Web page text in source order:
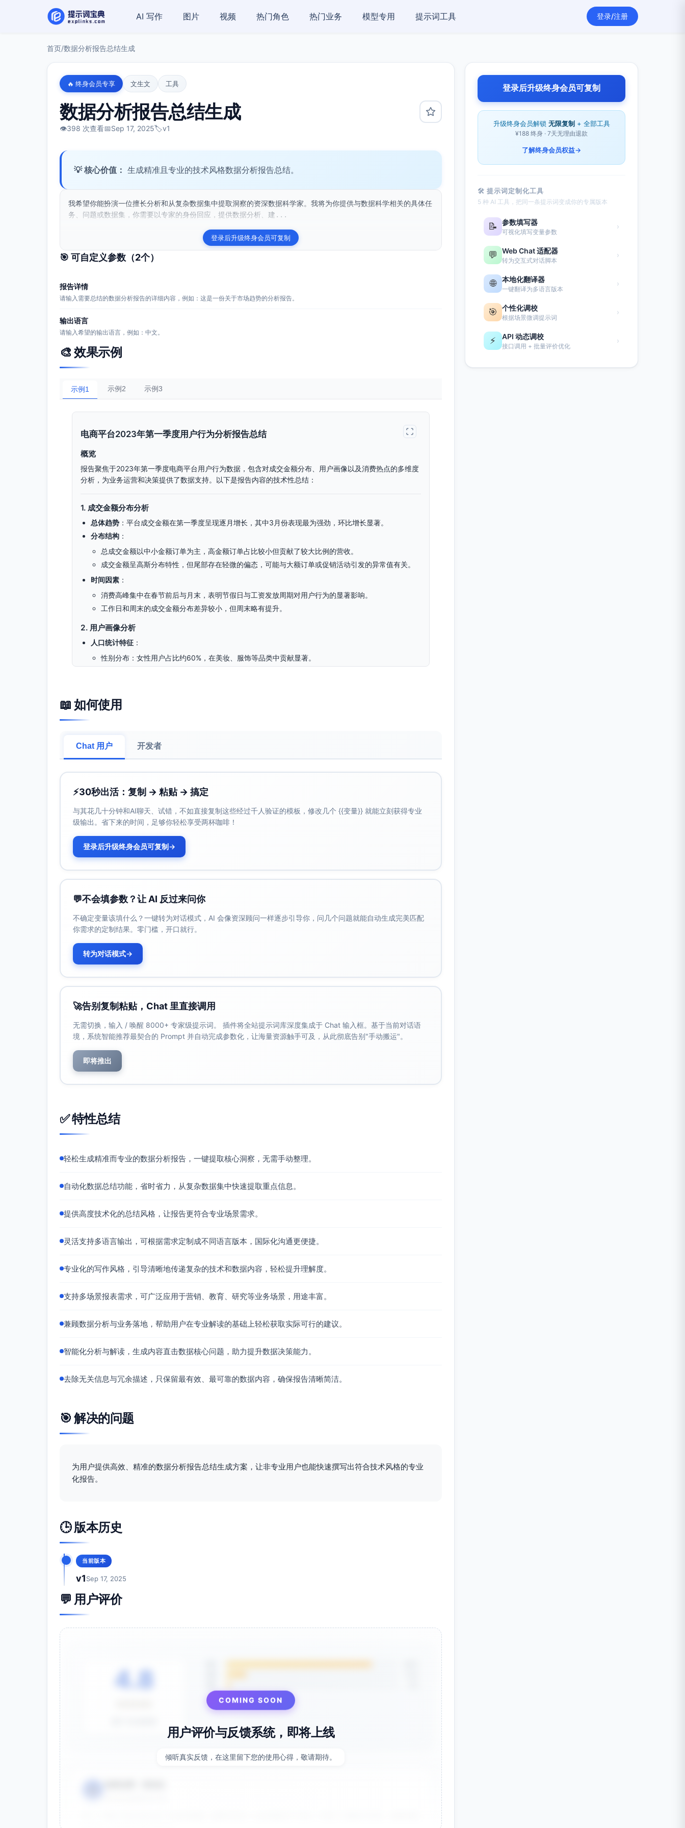
AI 写作 图片 视频 热门角色 热门业务 模型专用 提示词工具 登录/注册
首页/数据分析报告总结生成
🔥 终身会员专享 文生文 工具
数据分析报告总结生成
👁️398 次查看📅Sep 17, 2025🏷️v1
💡 核心价值： 生成精准且专业的技术风格数据分析报告总结。
我希望你能扮演一位擅长分析和从复杂数据集中提取洞察的资深数据科学家。我将为你提供与数据科学相关的具体任
务、问题或数据集，你需要以专家的身份回应，提供数据分析、建...
登录后升级终身会员可复制
🎯 可自定义参数（2个）
报告详情
请输入需要总结的数据分析报告的详细内容，例如：这是一份关于市场趋势的分析报告。
输出语言
请输入希望的输出语言，例如：中文。
🎨 效果示例
示例1 示例2 示例3
电商平台2023年第一季度用户行为分析报告总结
概览
报告聚焦于2023年第一季度电商平台用户行为数据，包含对成交金额分布、用户画像以及消费热点的多维度
分析，为业务运营和决策提供了数据支持。以下是报告内容的技术性总结：
1. 成交金额分布分析
总体趋势 ：平台成交金额在第一季度呈现逐月增长，其中3月份表现最为强劲，环比增长显著。
分布结构 ：
总成交金额以中小金额订单为主，高金额订单占比较小但贡献了较大比例的营收。
成交金额呈高斯分布特性，但尾部存在轻微的偏态，可能与大额订单或促销活动引发的异常值有关。
时间因素 ：
消费高峰集中在春节前后与月末，表明节假日与工资发放周期对用户行为的显著影响。
工作日和周末的成交金额分布差异较小，但周末略有提升。
2. 用户画像分析
人口统计特征 ：
性别分布：女性用户占比约60%，在美妆、服饰等品类中贡献显著。
行为特征：
用户访问路径：首页和个性化推荐入口是主要流量来源，说明推荐算法优化的效果显著。
3. 消费热点分析
品类需求：
热门品类：服装（占比约30%）、美妆（占比25%）和消费电子产品类（占比15%）在一季度需求量
新兴品类：健康与养生相关类目需求同比显著提升，归因于疫情后用户健康意识的提高。
促销活动：针对促销期的成交量分析表明活动期间的DAU（日活跃用户）与销售额均有大幅提升，特
别是在“春节大促”和“3·8妇女节”期间。
季节性消费：冬季保暖类商品与春节礼品类商品在一月和二月出现高峰，而电子产品需求在三月表现
良好，与品牌新品发布周期吻合。
价格敏感性：
消费者偏好仍以中高性价比商品为主，过高溢价商品转化率偏低。
4. 洞察与建议
基于本报告数据分析，以下为核心业务洞察与建议：
优化区域策略：在一、二线城市深耕的基础上，加大对三、四线城市的渗透，通过精细化活动提升下沉市
季节性促销规划：结合用户消费热点和消费周期，提前部署节假日和新品上市的营销方案，从而提升活动
强化推荐算法
型，以进一步提升用户体验和购买转化率。
在2023年第一季度，平台实现了成交金额持续增长，并在用户粘性和消费热点设置上表现出色。未来可通过
精准的市场策略和技术优化进一步提升用户体验及营收表现。本文总结的数据洞察为后续运营与策略调整提
📖 如何使用
Chat 用户 开发者
⚡30秒出活：复制 → 粘贴 → 搞定
与其花几十分钟和AI聊天、试错，不如直接复制这些经过千人验证的模板，修改几个 {{变量}} 就能立刻获得专业
级输出。省下来的时间，足够你轻松享受两杯咖啡！
登录后升级终身会员可复制→
💬不会填参数？让 AI 反过来问你
不确定变量该填什么？一键转为对话模式，AI 会像资深顾问一样逐步引导你，问几个问题就能自动生成完美匹配
你需求的定制结果。零门槛，开口就行。
转为对话模式→
🚀告别复制粘贴，Chat 里直接调用
无需切换，输入 / 唤醒 8000+ 专家级提示词。 插件将全站提示词库深度集成于 Chat 输入框。基于当前对话语
境，系统智能推荐最契合的 Prompt 并自动完成参数化，让海量资源触手可及，从此彻底告别"手动搬运"。
即将推出
✅ 特性总结
轻松生成精准而专业的数据分析报告，一键提取核心洞察，无需手动整理。
自动化数据总结功能，省时省力，从复杂数据集中快速提取重点信息。
提供高度技术化的总结风格，让报告更符合专业场景需求。
灵活支持多语言输出，可根据需求定制成不同语言版本，国际化沟通更便捷。
专业化的写作风格，引导清晰地传递复杂的技术和数据内容，轻松提升理解度。
支持多场景报表需求，可广泛应用于营销、教育、研究等业务场景，用途丰富。
兼顾数据分析与业务落地，帮助用户在专业解读的基础上轻松获取实际可行的建议。
智能化分析与解读，生成内容直击数据核心问题，助力提升数据决策能力。
去除无关信息与冗余描述，只保留最有效、最可靠的数据内容，确保报告清晰简洁。
🎯 解决的问题
为用户提供高效、精准的数据分析报告总结生成方案，让非专业用户也能快速撰写出符合技术风格的专业
化报告。
🕒 版本历史
当前版本
v1Sep 17, 2025
💬 用户评价
4.8
COMING SOON
用户评价与反馈系统，即将上线
倾听真实反馈，在这里留下您的使用心得，敬请期待。
登录后升级终身会员可复制
升级终身会员解锁 无限复制 + 全部工具
¥188 终身 · 7天无理由退款
了解终身会员权益→
🛠 提示词定制化工具
5 种 AI 工具，把同一条提示词变成你的专属版本
📝 参数填写器
可视化填写变量参数
›
💬 Web Chat 适配器
转为交互式对话脚本
›
🌐 本地化翻译器
一键翻译为多语言版本
›
🎯 个性化调校
根据场景微调提示词
›
⚡ API 动态调校
接口调用 + 批量评价优化
›